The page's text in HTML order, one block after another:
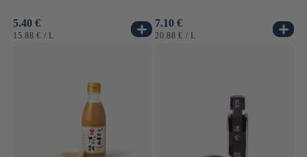
Normale
prijs
5.40 €
EENHEIDSPRIJS
15.88 € / PER
L
Normale
prijs
7.10 €
EENHEIDSPRIJS
20.88 € / PER
L